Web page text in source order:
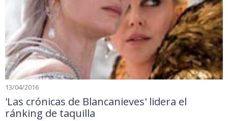
13/04/2016
'Las crónicas de Blancanieves' lidera el
ránking de taquilla